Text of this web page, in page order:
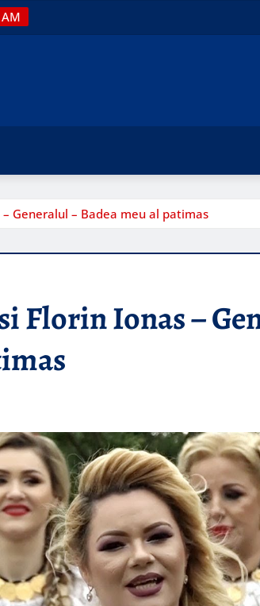
Generalul – Badea meu al patimas
Florin Ionas –